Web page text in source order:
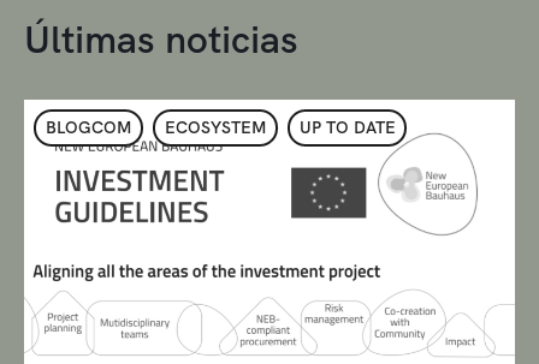
Últimas noticias
BLOGCOM ECOSYSTEM UP TO DATE